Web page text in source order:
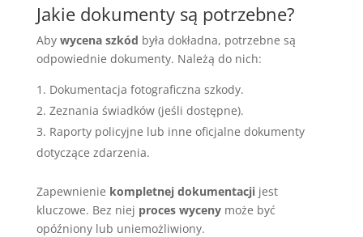
Jakie dokumenty są potrzebne?
Aby wycena szkód była dokładna, potrzebne są
odpowiednie dokumenty. Należą do nich:
Dokumentacja fotograficzna szkody.
Zeznania świadków (jeśli dostępne).
Raporty policyjne lub inne oficjalne dokumenty
dotyczące zdarzenia.
Zapewnienie kompletnej dokumentacjijest
kluczowe. Bez niej proces wycenymoże być
opóźniony lub uniemożliwiony.